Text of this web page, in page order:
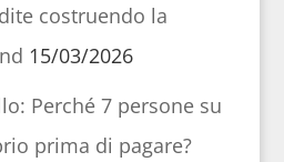
costruendo la
15/03/2026
Perché 7 persone su
prima di pagare?